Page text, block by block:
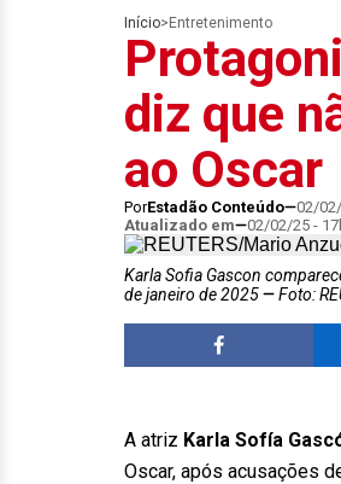
Início> Entretenimento
diz que
ao Oscar
PorEstadão Conteúdo 02/
Atualizado em
02/02/25 -
Karla Sofia Gascon
de janeiro de 2025
Foto:
A atriz Karla Sofía
Oscar, após acusações